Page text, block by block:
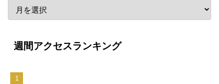
週間アクセスランキング